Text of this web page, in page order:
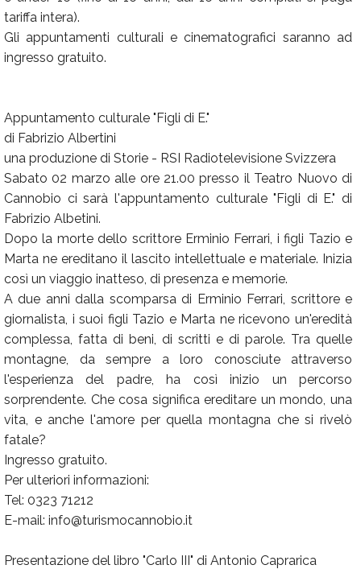
tariffa intera).
Gli appuntamenti culturali e cinematografici saranno ad
ingresso gratuito.
Appuntamento culturale "Figli di E."
di Fabrizio Albertini
una produzione di Storie - RSI Radiotelevisione Svizzera
Sabato 02 marzo alle ore 21.00 presso il Teatro Nuovo di
Cannobio ci sarà l'appuntamento culturale "Figli di E." di
Fabrizio Albetini.
Dopo la morte dello scrittore Erminio Ferrari, i figli Tazio e
Marta ne ereditano il lascito intellettuale e materiale. Inizia
così un viaggio inatteso, di presenza e memorie.
A due anni dalla scomparsa di Erminio Ferrari, scrittore e
giornalista, i suoi figli Tazio e Marta ne ricevono un'eredità
complessa, fatta di beni, di scritti e di parole. Tra quelle
montagne, da sempre a loro conosciute attraverso
l'esperienza del padre, ha così inizio un percorso
sorprendente. Che cosa significa ereditare un mondo, una
vita, e anche l'amore per quella montagna che si rivelò
fatale?
Ingresso gratuito.
Per ulteriori informazioni:
Tel: 0323 71212
E-mail: info@turismocannobio.it
Presentazione del libro "Carlo III" di Antonio Caprarica